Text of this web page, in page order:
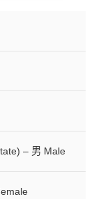
– 男 Male
，一
的支